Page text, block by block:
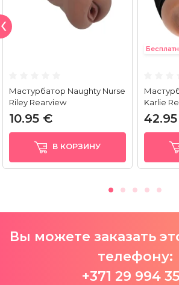
Мастурбатор Naughty Nurse
Riley Rearview
10.95 €
В КОРЗИНУ
Karlie
Вы можете заказать
телефону:
+371 29 994